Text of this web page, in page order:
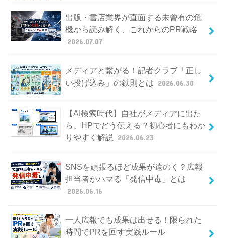
出版・書店業界が直面する未曾有の危
機から読み解く、これからのPR戦略
2026.07.07
メディアと繋がる！記者クラブ「正し
い投げ込み」の鉄則とは 2026.06.30
【AI検索時代】自社がメディアに出た
ら、HPでどう伝える？初心者にもわか
りやすく解説
2026.06.23
SNSを頑張るほど成果が遠のく？広報
担当者がハマる「発信中毒」とは
2026.06.16
一人広報でも成果は出せる！限られた
時間でPRを回す実践ルール